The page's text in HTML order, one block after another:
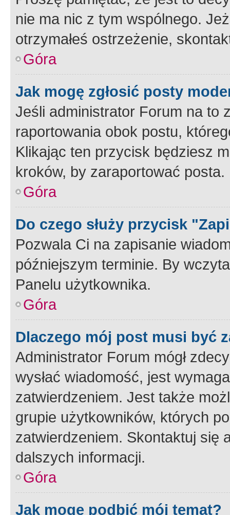
nie ma nic z tym wspólnego.
otrzymałeś ostrzeżenie,
Góra
Jak mogę zgłosić posty
Jeśli administrator Forum na to
raportowania obok postu,
Klikając ten przycisk będziesz
kroków, by zaraportować posta.
Góra
Do czego służy przycisk
Pozwala Ci na zapisanie
późniejszym terminie. By
Panelu użytkownika.
Góra
Dlaczego mój post musi być
Administrator Forum mógł
wysłać wiadomość, jest
zatwierdzeniem. Jest także
grupie użytkowników, których
zatwierdzeniem. Skontaktuj się
dalszych informacji.
Góra
Jak mogę podbić mój temat?